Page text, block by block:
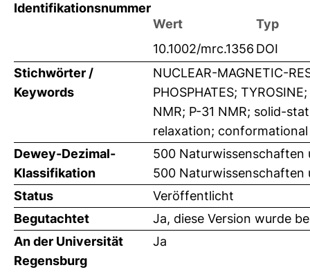
Identifikationsnummer
Wert
Typ
10.1002/mrc.1356 DOI
Stichwörter /
Keywords
NUCLEAR-MAGNETIC-
PHOSPHATES;
NMR; P-31 NMR; solid-
relaxation;
Dewey-Dezimal-
Klassifikation
500 Naturwissenschaften
500 Naturwissenschaften
Status
Veröffentlicht
Begutachtet
Ja, diese Version wurde
An der Universität
Regensburg
Ja